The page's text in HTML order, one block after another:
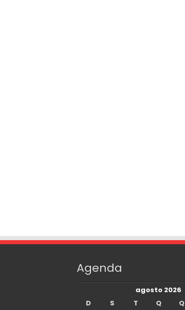
Agenda
agosto 2026
D
S T Q Q